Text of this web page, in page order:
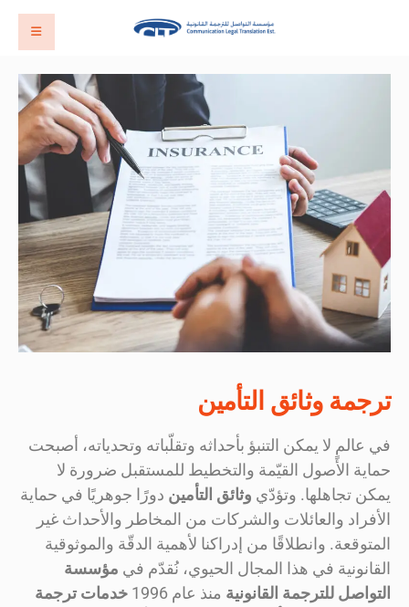
ترجمة وثائق التأمين
في عالمٍ لا يمكن التنبؤ بأحداثه وتقلّباته وتحدياته، أصبحت
حماية الأصول القيّمة والتخطيط للمستقبل ضرورة لا
يمكن تجاهلها. وتؤدّي وثائق التأمين دورًا جوهريًا في حماية
الأفراد والعائلات والشركات من المخاطر والأحداث غير
المتوقعة. وانطلاقًا من إدراكنا لأهمية الدقّة والموثوقية
القانونية في هذا المجال الحيوي، نُقدّم في مؤسسة
التواصل للترجمة القانونية منذ عام 1996
خدمات ترجمة